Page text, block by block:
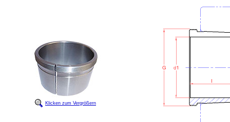
Klicken zum Vergrößern